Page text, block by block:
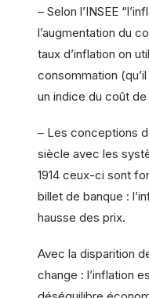
– Selon l’INSEE
l’augmentation du
taux d’inflation on
consommation
un indice du coût de
– Les conceptions
siècle avec les
1914 ceux-ci sont
billet de banque :
hausse des prix.
Avec la disparition
change : l’inflation